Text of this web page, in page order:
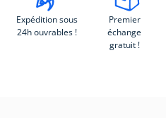
Expédition sous
24h ouvrables !
Premier
échange
gratuit !